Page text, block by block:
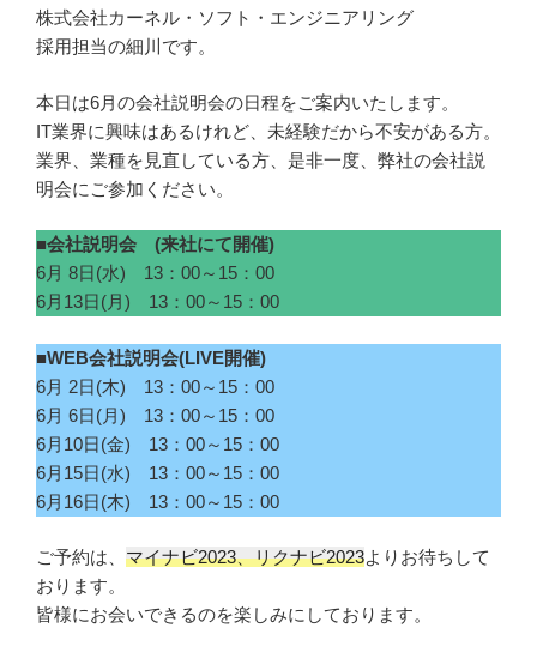
株式会社カーネル・ソフト・エンジニアリング
採用担当の細川です。
本日は6月の会社説明会の日程をご案内いたします。
IT業界に興味はあるけれど、未経験だから不安がある方。
業界、業種を見直している方、是非一度、弊社の会社説
明会にご参加ください。
■会社説明会 (来社にて開催)
6月 8日(水) 13：00～15：00
6月13日(月) 13：00～15：00
■WEB会社説明会(LIVE開催)
6月 2日(木) 13：00～15：00
6月 6日(月) 13：00～15：00
6月10日(金) 13：00～15：00
6月15日(水) 13：00～15：00
6月16日(木) 13：00～15：00
ご予約は、 マイナビ2023、リクナビ2023よりお待ちして
おります。
皆様にお会いできるのを楽しみにしております。